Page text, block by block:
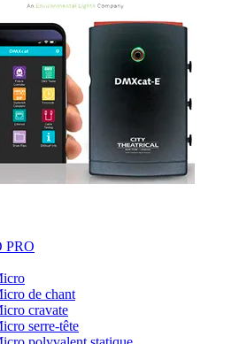
PRO
de chant
cravate
serre-tête